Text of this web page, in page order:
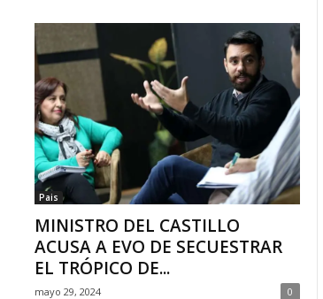
Pais
MINISTRO DEL CASTILLO
ACUSA A EVO DE SECUESTRAR
EL TRÓPICO DE...
mayo 29, 2024 0